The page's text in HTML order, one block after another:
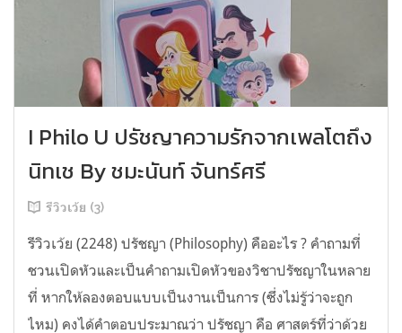
I Philo U ปรัชญาความรักจากเพลโตถึง
นิทเช By ชมะนันท์ จันทร์ศรี
รีวิวเว้ย (3)
รีวิวเว้ย (2248) ปรัชญา (Philosophy) คืออะไร ? คำถามที่
ชวนเปิดหัวและเป็นคำถามเปิดหัวของวิชาปรัชญาในหลาย
ที่ หากให้ลองตอบแบบเป็นงานเป็นการ (ซึ่งไม่รู้ว่าจะถูก
ไหม) คงได้คำตอบประมาณว่า ปรัชญา คือ ศาสตร์ที่ว่าด้วย